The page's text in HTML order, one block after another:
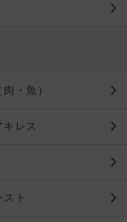
・魚）
レス
ト